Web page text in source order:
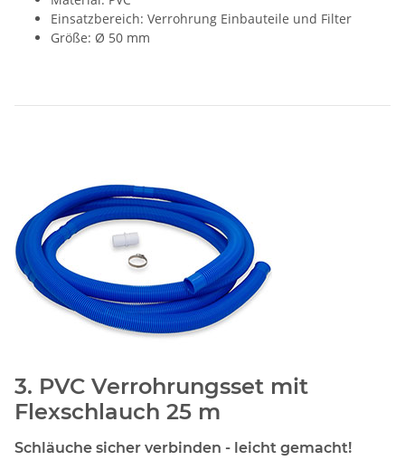
Einsatzbereich: Verrohrung Einbauteile und Filter
Größe: Ø 50 mm
3. PVC Verrohrungsset mit
Flexschlauch 25 m
Schläuche sicher verbinden - leicht gemacht!